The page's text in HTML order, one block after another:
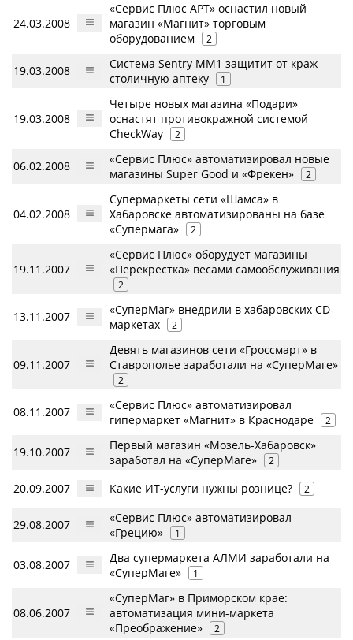
24.03.2008
«Сервис Плюс АРТ» оснастил новый
магазин «Магнит» торговым
оборудованием
2
19.03.2008
Система Sentry MM1 защитит от краж
столичную аптеку
1
19.03.2008
Четыре новых магазина «Подари»
оснастят противокражной системой
CheckWay
2
06.02.2008
«Сервис Плюс» автоматизировал новые
магазины Super Good и «Фрекен»
2
04.02.2008
Супермаркеты сети «Шамса» в
Хабаровске автоматизированы на базе
«Супермага»
2
19.11.2007
«Сервис Плюс» оборудует магазины
«Перекрестка» весами самообслуживания
2
13.11.2007
«СуперМаг» внедрили в хабаровских СD-
маркетах
2
09.11.2007
Девять магазинов сети «Гроссмарт» в
Ставрополье заработали на «СуперМаге»
2
08.11.2007
«Сервис Плюс» автоматизировал
гипермаркет «Магнит» в Краснодаре
2
19.10.2007
Первый магазин «Мозель-Хабаровск»
заработал на «СуперМаге»
2
20.09.2007 Какие ИТ-услуги нужны рознице? 2
29.08.2007
«Сервис Плюс» автоматизировал
«Грецию»
1
03.08.2007
Два супермаркета АЛМИ заработали на
«СуперМаге»
1
08.06.2007
«СуперМаг» в Приморском крае:
автоматизация мини-маркета
«Преображение»
2